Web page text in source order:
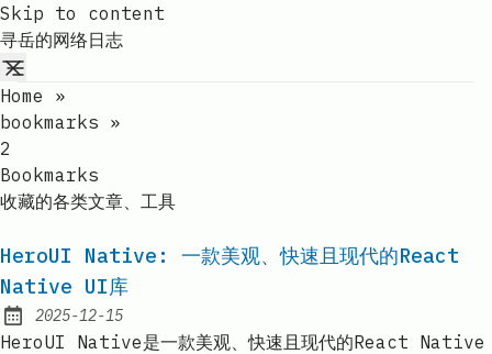
Skip to content
寻岳的网络日志
Home
»
bookmarks »
2
Bookmarks
收藏的各类文章、工具
HeroUI Native: 一款美观、快速且现代的React
Native UI库
Published:
2025-12-15
HeroUI Native是一款美观、快速且现代的React Native